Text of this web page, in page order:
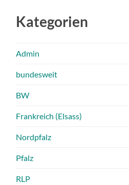
Kategorien
Admin
bundesweit
BW
Frankreich (Elsass)
Nordpfalz
Pfalz
RLP